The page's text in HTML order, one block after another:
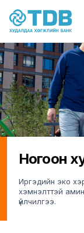
Skip to main
Ногоон
Иргэдийн эко
хэмнэлттэй
үйлчилгээ.